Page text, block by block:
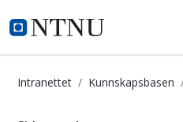
i.ntnu.no
Intranettet Kunnskapsbasen